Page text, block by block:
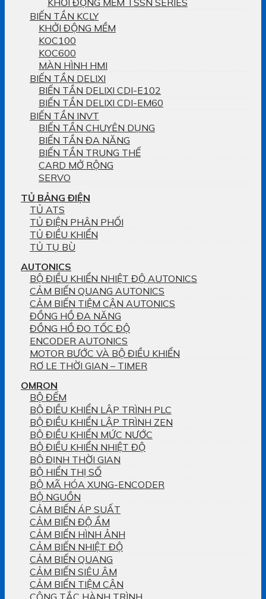
BIẾN TẦN KCLY
KHỞI ĐỘNG MỀM
KOC100
KOC600
MÀN HÌNH HMI
BIẾN TẦN DELIXI
BIẾN TẦN DELIXI CDI-E102
BIẾN TẦN DELIXI CDI-EM60
BIẾN TẦN INVT
BIẾN TẦN CHUYÊN DỤNG
BIẾN TẦN ĐA NĂNG
BIẾN TẦN TRUNG THẾ
CARD MỞ RỘNG
SERVO
TỦ BẢNG ĐIỆN
TỦ ATS
TỦ ĐIỆN PHÂN PHỐI
TỦ ĐIỀU KHIỂN
TỦ TỤ BÙ
AUTONICS
BỘ ĐIỀU KHIỂN NHIỆT ĐỘ AUTONICS
CẢM BIẾN QUANG AUTONICS
CẢM BIẾN TIỆM CẬN AUTONICS
ĐỒNG HỒ ĐA NĂNG
ĐỒNG HỒ ĐO TỐC ĐỘ
ENCODER AUTONICS
MOTOR BƯỚC VÀ BỘ ĐIỀU KHIỂN
RƠ LE THỜI GIAN – TIMER
OMRON
BỘ ĐẾM
BỘ ĐIỀU KHIỂN LẬP TRÌNH PLC
BỘ ĐIỀU KHIỂN LẬP TRÌNH ZEN
BỘ ĐIỀU KHIỂN MỨC NƯỚC
BỘ ĐIỀU KHIỂN NHIỆT ĐỘ
BỘ ĐỊNH THỜI GIAN
BỘ HIỂN THỊ SỐ
BỘ MÃ HÓA XUNG-ENCODER
BỘ NGUỒN
CẢM BIẾN ÁP SUẤT
CẢM BIẾN ĐỘ ẨM
CẢM BIẾN HÌNH ẢNH
CẢM BIẾN NHIỆT ĐỘ
CẢM BIẾN QUANG
CẢM BIẾN SIÊU ÂM
CẢM BIẾN TIỆM CẬN
CÔNG TẮC HÀNH TRÌNH